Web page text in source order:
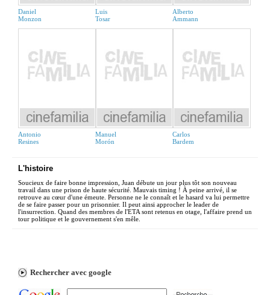
Daniel
Monzon
Luis
Tosar
Alberto
Ammann
Antonio
Resines
Manuel
Morón
Carlos
Bardem
L'histoire
Soucieux de faire bonne impression, Juan débute un jour plus tôt son nouveau
travail dans une prison de haute sécurité. Mauvais timing ! À peine arrivé, il se
retrouve au cœur d'une émeute. Personne ne le connaît et le hasard va lui permettre
de se faire passer pour un prisonnier. Il peut ainsi approcher le leader de
l'insurrection. Quand des membres de l'ETA sont retenus en otage, l'affaire prend un
tour politique et le gouvernement s'en mêle.
Rechercher avec google